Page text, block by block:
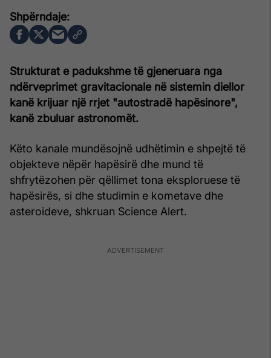
Strukturat e padukshme të gjeneruara nga
ndërveprimet gravitacionale në sistemin diellor
kanë krijuar një rrjet "autostradë hapësinore",
kanë zbuluar astronomët.
Këto kanale mundësojnë udhëtimin e shpejtë të
objekteve nëpër hapësirë ​​dhe mund të
shfrytëzohen për qëllimet tona eksploruese të
hapësirës, ​​si dhe studimin e kometave dhe
asteroideve, shkruan Science Alert.